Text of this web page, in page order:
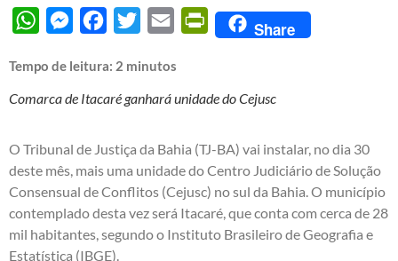
WhatsAppMessengerFacebook
Twitter Email PrintFriendly
Share
Tempo de leitura: 2 minutos
Comarca de Itacaré ganhará unidade do Cejusc
O Tribunal de Justiça da Bahia (TJ-BA) vai instalar, no dia 30
deste mês, mais uma unidade do Centro Judiciário de Solução
Consensual de Conflitos (Cejusc) no sul da Bahia. O município
contemplado desta vez será Itacaré, que conta com cerca de 28
mil habitantes, segundo o Instituto Brasileiro de Geografia e
Estatística (IBGE).